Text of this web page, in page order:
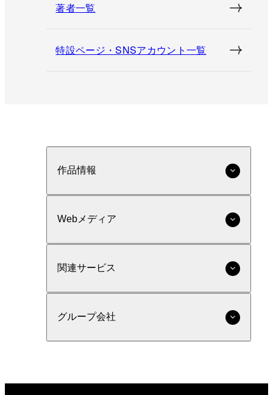
著者一覧
特設ページ・SNSアカウント一覧
作品情報
Webメディア
関連サービス
グループ会社